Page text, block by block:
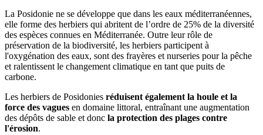
La Posidonie ne se développe que dans les eaux méditerranéennes,
elle forme des herbiers qui abritent de l’ordre de 25% de la diversité
des espèces connues en Méditerranée. Outre leur rôle de
préservation de la biodiversité, les herbiers participent à
l'oxygénation des eaux, sont des frayères et nurseries pour la pêche
et ralentissent le changement climatique en tant que puits de
carbone.
Les herbiers de Posidonies réduisent également la houle et la
force des vagues en domaine littoral, entraînant une augmentation
des dépôts de sable et donc la protection des plages contre
l'érosion.